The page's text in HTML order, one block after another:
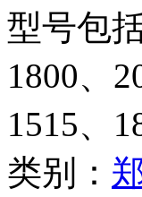
型号包
1800、
1515、
类别：